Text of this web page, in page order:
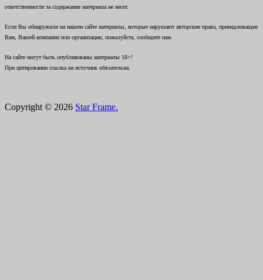
ответственности за содержание материала не несет.
Если Вы обнаружили на нашем сайте материалы, которые нарушают авторские права, принадлежащие
Вам, Вашей компании или организации, пожалуйста, сообщите нам.
На сайте могут быть опубликованы материалы 18+!
При цитировании ссылка на источник обязательна.
Copyright © 2026 Star Frame.